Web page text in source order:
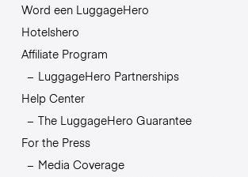
Word een LuggageHero
Hotelshero
Affiliate Program
LuggageHero Partnerships
Help Center
The LuggageHero Guarantee
For the Press
Media Coverage